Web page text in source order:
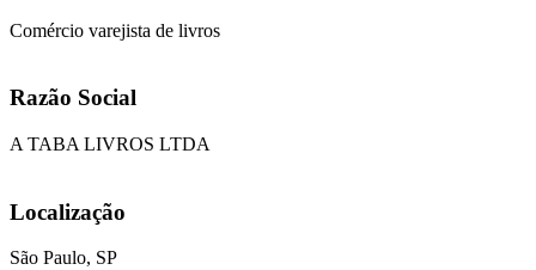
Comércio varejista de livros
Razão Social
A TABA LIVROS LTDA
Localização
São Paulo, SP